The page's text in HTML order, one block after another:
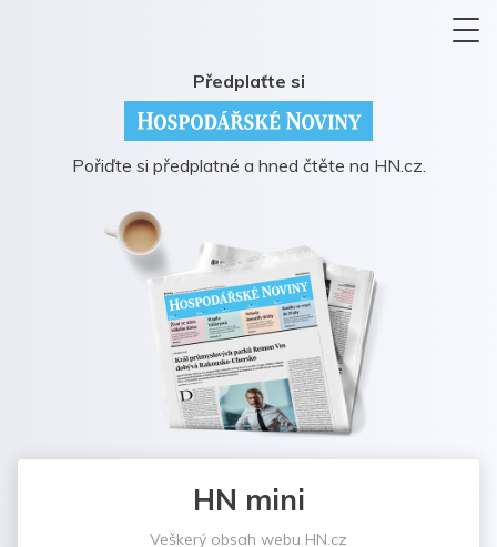
Předplaťte si
Pořiďte si předplatné a hned čtěte na HN.cz.
HN mini
Veškerý obsah webu HN.cz